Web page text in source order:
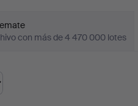
con más de 4 470 000 lotes